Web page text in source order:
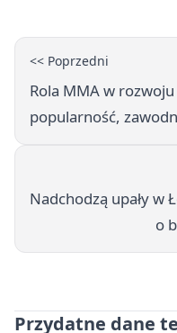
<< Poprzedni
Rola MMA w
popularność,
Nadchodzą upały w
o
Przydatne dane